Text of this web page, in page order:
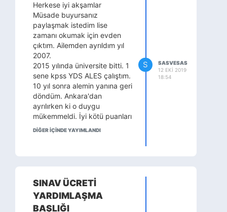
Herkese iyi akşamlar
Müsade buyursanız
paylaşmak istedim lise
zamanı okumak için evden
çıktım. Ailemden ayrıldım yıl
2007.
2015 yılında üniversite bitti. 1
sene kpss YDS ALES çalıştım.
10 yıl sonra alemin yanına geri
döndüm. Ankara'dan
ayrılırken ki o duygu
mükemmeldi. İyi kötü puanları
aldım kurum sınavlarını
ailemin yanında bekleyip
Geldim aile evine 1 sene
sınavlara girdim geldim
malum olaylar yüzünden
DİĞER IÇINDE YAYIMLANDI
S
SASVESAS
12 EKI 2019
18:54
SINAV ÜCRETİ
YARDIMLAŞMA
BAŞLIĞI